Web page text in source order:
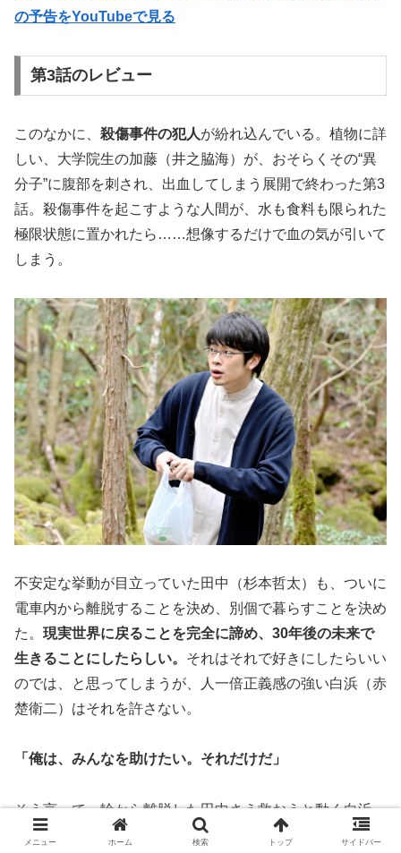
の予告をYouTubeで見る
第3話のレビュー
このなかに、 殺傷事件の犯人が紛れ込んでいる。植物に詳
しい、大学院生の加藤（井之脇海）が、おそらくその“異
分子”に腹部を刺され、出血してしまう展開で終わった第3
話。殺傷事件を起こすような人間が、水も食料も限られた
極限状態に置かれたら……想像するだけで血の気が引いて
しまう。
不安定な挙動が目立っていた田中（杉本哲太）も、ついに
電車内から離脱することを決め、別個で暮らすことを決め
た。 現実世界に戻ることを完全に諦め、30年後の未来で
生きることにしたらしい。 それはそれで好きにしたらいい
のでは、と思ってしまうが、人一倍正義感の強い白浜（赤
楚衛二）はそれを許さない。
「俺は、みんなを助けたい。それだけだ」
そう言って、輪から離脱した田中さえ救おうと動く白浜。
正義感を通り越して聖人君子、仏の生まれ変わりかと思う
メニュー ホーム 検索 トップ サイドバー